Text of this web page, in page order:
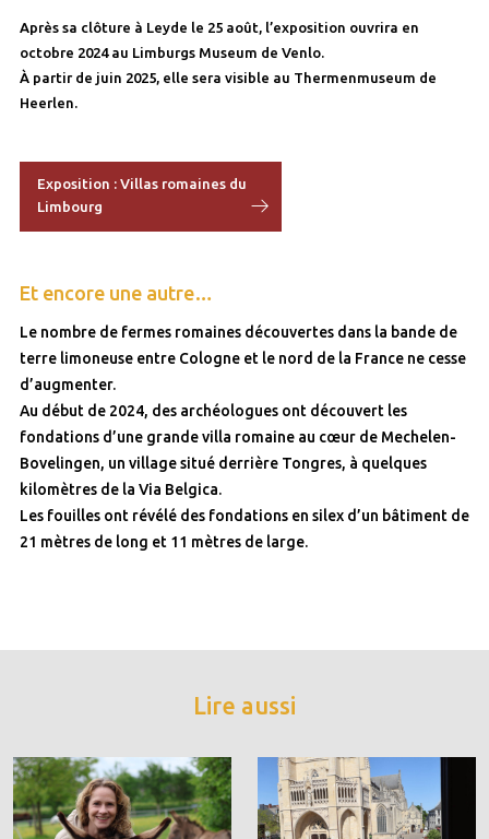
Après sa clôture à Leyde le 25 août, l’exposition ouvrira en
octobre 2024 au Limburgs Museum de Venlo.
À partir de juin 2025, elle sera visible au Thermenmuseum de
Heerlen.
Exposition : Villas romaines du
Limbourg
Et encore une autre…
Le nombre de fermes romaines découvertes dans la bande de
terre limoneuse entre Cologne et le nord de la France ne cesse
d’augmenter.
Au début de 2024, des archéologues ont découvert les
fondations d’une grande villa romaine au cœur de Mechelen-
Bovelingen, un village situé derrière Tongres, à quelques
kilomètres de la Via Belgica.
Les fouilles ont révélé des fondations en silex d’un bâtiment de
21 mètres de long et 11 mètres de large.
Lire aussi